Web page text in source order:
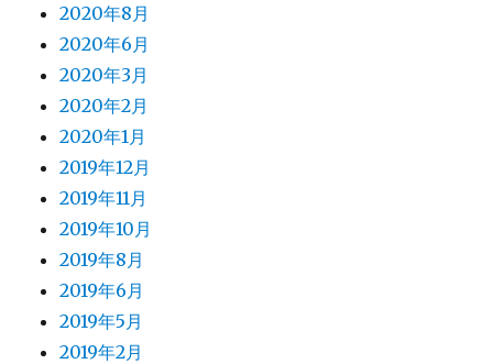
2020年8月
2020年6月
2020年3月
2020年2月
2020年1月
2019年12月
2019年11月
2019年10月
2019年8月
2019年6月
2019年5月
2019年2月